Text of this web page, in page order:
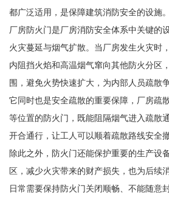
都广泛适用，是保障建筑消防安全的设施。
厂房防火门是厂房消防安全体系中关键的
火灾蔓延与烟气扩散。当厂房发生火灾时
内阻挡火焰和高温烟气窜向其他防火分区
围，避免火势快速扩大，为内部人员疏散
它同时也是安全疏散的重要保障，厂房疏
等位置的防火门，既能阻隔烟气进入疏散
开合通行，让工人可以顺着疏散路线安全撤
除此之外，防火门还能保护重要的生产设
区，减少火灾带来的财产损失，也为后续
日常需要保持防火门关闭顺畅、不能随意